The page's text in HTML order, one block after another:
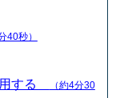
40秒）
用する
（約4分30